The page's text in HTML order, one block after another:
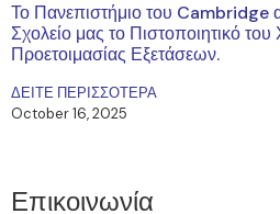
Το Πανεπιστήμιο του Cambridge
Σχολείο μας το Πιστοποιητικό
Προετοιμασίας Εξετάσεων.
ΔΕΙΤΕ ΠΕΡΙΣΣΟΤΕΡΑ
October 16, 2025
Επικοινωνία